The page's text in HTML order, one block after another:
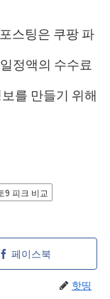
스팅은 쿠팡 파
정액의 수수료
를 만들기 위해
9 피크 비교
페이스북
핫띵